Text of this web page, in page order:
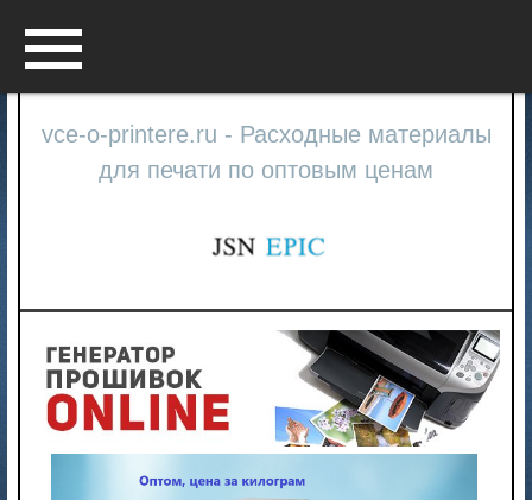
vce-o-printere.ru - Расходные материалы
для печати по оптовым ценам